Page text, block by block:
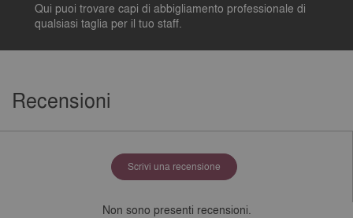
Qui puoi trovare capi di abbigliamento professionale di
qualsiasi taglia per il tuo staff.
Recensioni
Scrivi una recensione
Non sono presenti recensioni.